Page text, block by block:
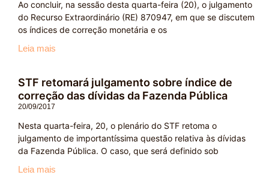
Ao concluir, na sessão desta quarta-feira (20), o julgamento
do Recurso Extraordinário (RE) 870947, em que se discutem
os índices de correção monetária e os
Leia mais
STF retomará julgamento sobre índice de
correção das dívidas da Fazenda Pública
20/09/2017
Nesta quarta-feira, 20, o plenário do STF retoma o
julgamento de importantíssima questão relativa às dívidas
da Fazenda Pública. O caso, que será definido sob
Leia mais